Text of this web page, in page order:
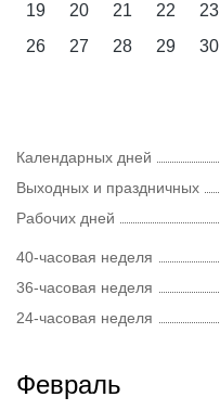
19
20 21 22 23
26
27 28 29 30
Календарных дней
Выходных и праздничных
Рабочих дней
40-часовая неделя
36-часовая неделя
24-часовая неделя
Февраль